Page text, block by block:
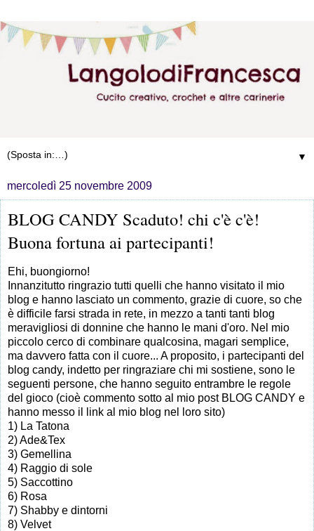
▼
mercoledì 25 novembre 2009
BLOG CANDY Scaduto! chi c'è c'è!
Buona fortuna ai partecipanti!
Ehi, buongiorno!
Innanzitutto ringrazio tutti quelli che hanno visitato il mio
blog e hanno lasciato un commento, grazie di cuore, so che
è difficile farsi strada in rete, in mezzo a tanti tanti blog
meravigliosi di donnine che hanno le mani d'oro. Nel mio
piccolo cerco di combinare qualcosina, magari semplice,
ma davvero fatta con il cuore... A proposito, i partecipanti del
blog candy, indetto per ringraziare chi mi sostiene, sono le
seguenti persone, che hanno seguito entrambre le regole
del gioco (cioè commento sotto al mio post BLOG CANDY e
hanno messo il link al mio blog nel loro sito)
1) La Tatona
2) Ade&Tex
3) Gemellina
4) Raggio di sole
5) Saccottino
6) Rosa
7) Shabby e dintorni
8) Velvet